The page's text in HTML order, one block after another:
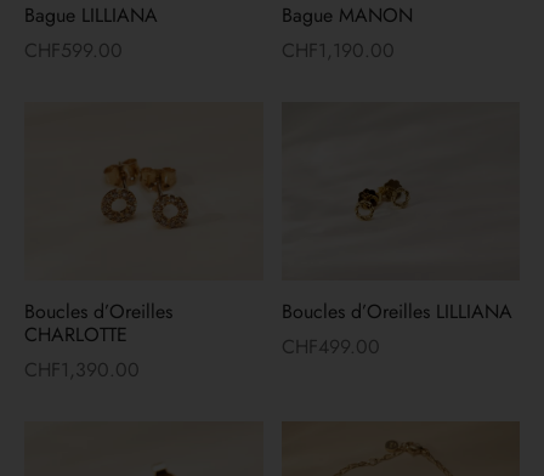
Bague LILLIANA
CHF599.00
Bague MANON
CHF1,190.00
Boucles d’Oreilles
CHARLOTTE
CHF1,390.00
Boucles d’Oreilles LILLIANA
CHF499.00
Gold